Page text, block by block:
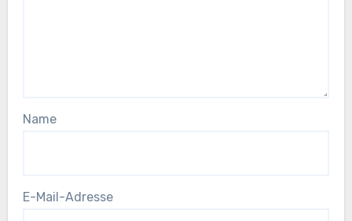
Name
E-Mail-Adresse